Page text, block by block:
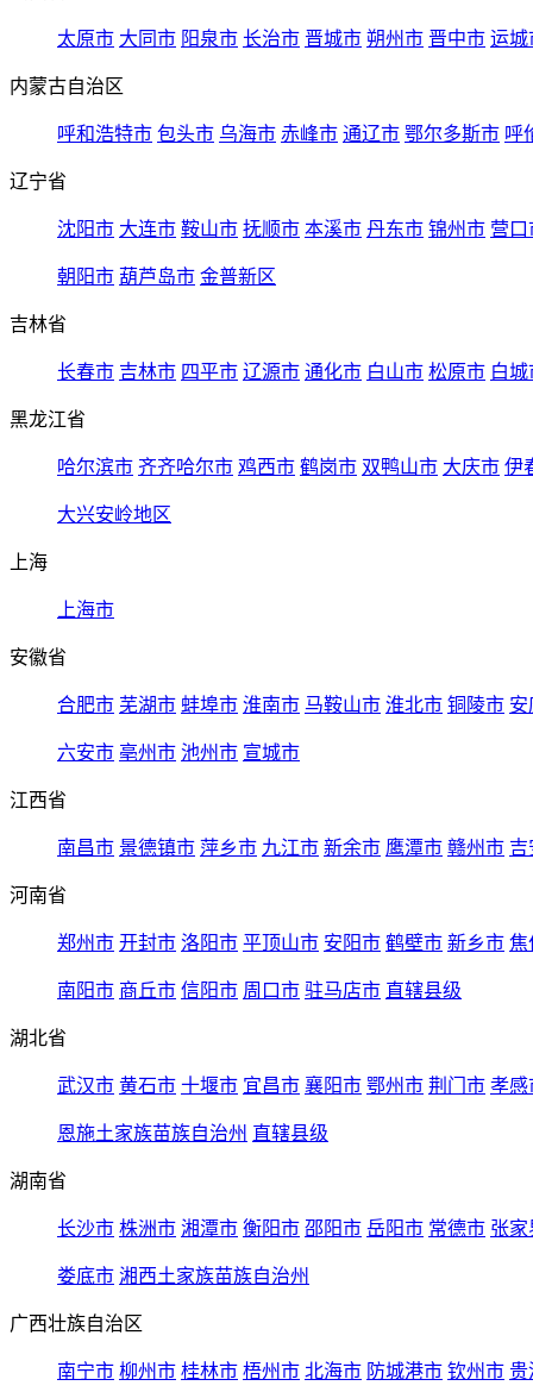
太原市 大同市 阳泉市 长治市 晋城市 朔州市 晋中市 运城
内蒙古自治区
呼和浩特市 包头市 乌海市 赤峰市 通辽市 鄂尔多斯市 呼
辽宁省
沈阳市 大连市 鞍山市 抚顺市 本溪市 丹东市 锦州市 营口
朝阳市 葫芦岛市 金普新区
吉林省
长春市 吉林市 四平市 辽源市 通化市 白山市 松原市 白城
黑龙江省
哈尔滨市 齐齐哈尔市 鸡西市 鹤岗市 双鸭山市 大庆市 伊
大兴安岭地区
上海
上海市
安徽省
合肥市 芜湖市 蚌埠市 淮南市 马鞍山市 淮北市 铜陵市 安
六安市 亳州市 池州市 宣城市
江西省
南昌市 景德镇市 萍乡市 九江市 新余市 鹰潭市 赣州市 吉
河南省
郑州市 开封市 洛阳市 平顶山市 安阳市 鹤壁市 新乡市 焦
南阳市 商丘市 信阳市 周口市 驻马店市 直辖县级
湖北省
武汉市 黄石市 十堰市 宜昌市 襄阳市 鄂州市 荆门市 孝感
恩施土家族苗族自治州 直辖县级
湖南省
长沙市 株洲市 湘潭市 衡阳市 邵阳市 岳阳市 常德市 张家
娄底市 湘西土家族苗族自治州
广西壮族自治区
南宁市 柳州市 桂林市 梧州市 北海市 防城港市 钦州市 贵